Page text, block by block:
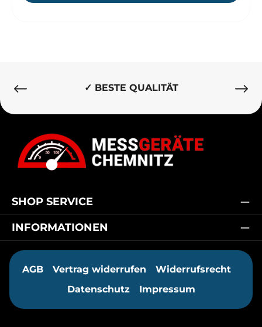
✓ BESTE QUALITÄT
SHOP SERVICE
INFORMATIONEN
AGB Vertrag widerrufen
Widerrufsrecht
Datenschutz
Impressum